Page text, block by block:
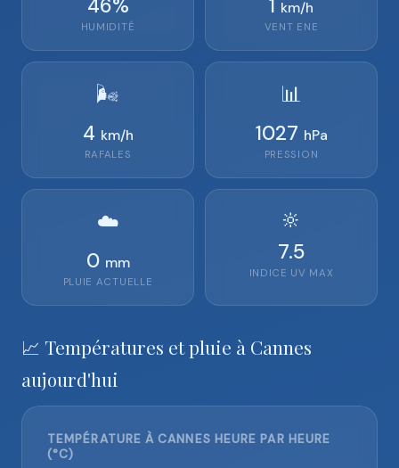
46%
HUMIDITÉ
1 km/h
VENT ENE
🌬️
4 km/h
RAFALES
📊
1027 hPa
PRESSION
☁️
0 mm
PLUIE ACTUELLE
🔆
7.5
INDICE UV MAX
📈 Températures et pluie à Cannes
aujourd'hui
TEMPÉRATURE À CANNES HEURE PAR HEURE
(°C)